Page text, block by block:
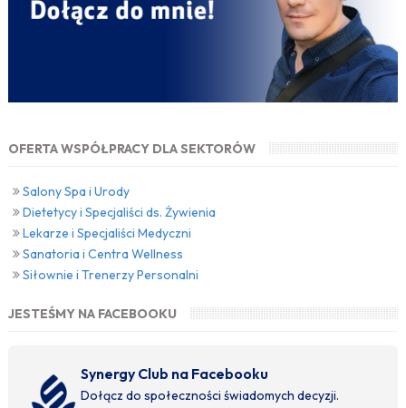
OFERTA WSPÓŁPRACY DLA SEKTORÓW
Salony Spa i Urody
Dietetycy i Specjaliści ds. Żywienia
Lekarze i Specjaliści Medyczni
Sanatoria i Centra Wellness
Siłownie i Trenerzy Personalni
JESTEŚMY NA FACEBOOKU
Synergy Club na Facebooku
Dołącz do społeczności świadomych decyzji.